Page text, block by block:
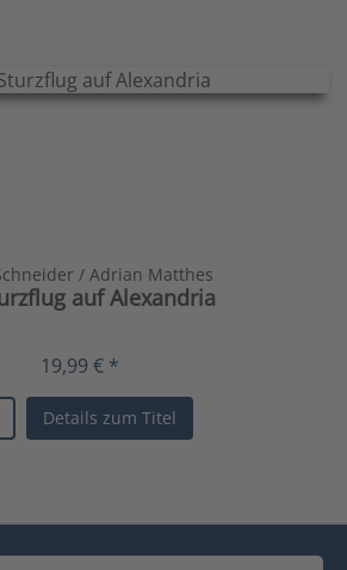
/ Adrian Matthes
auf Alexandria
19,99 € *
Details zum Titel